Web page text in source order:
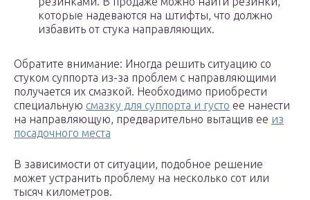
которые надеваются на штифты, что должно
избавить от стука направляющих.
Обратите внимание: Иногда решить ситуацию со
стуком суппорта из-за проблем с направляющими
получается их смазкой. Необходимо приобрести
специальную смазку для суппорта и густо ее нанести
на направляющую, предварительно вытащив ее из
посадочного места
В зависимости от ситуации, подобное решение
может устранить проблему на несколько сот или
тысяч километров.